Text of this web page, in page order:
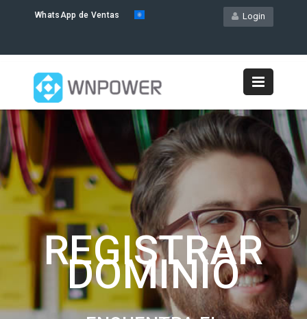
Login
WhatsApp de Ventas
REGISTRAR
DOMINIO